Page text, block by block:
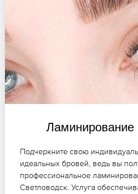
Ламинирование
Подчеркните свою
идеальных бровей, ведь вы
профессиональное
Светловодск. Услуга